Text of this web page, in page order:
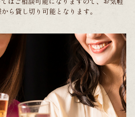
ら貸し切り可能となります。